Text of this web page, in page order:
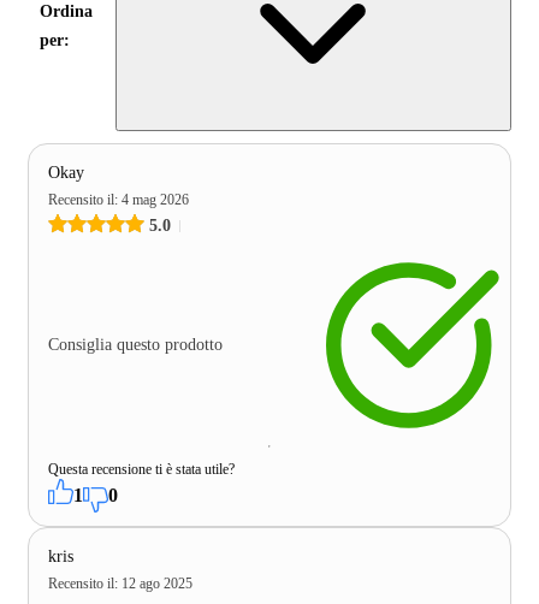
Ordina
per:
Okay
Recensito il: 4 mag 2026
5.0
Consiglia questo prodotto
Questa recensione ti è stata utile?
1 0
kris
Recensito il: 12 ago 2025